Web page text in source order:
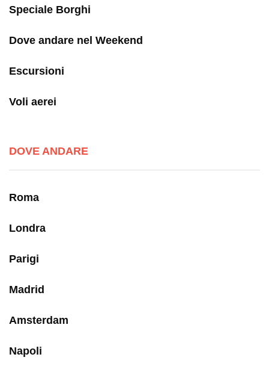
Speciale Borghi
Dove andare nel Weekend
Escursioni
Voli aerei
DOVE ANDARE
Roma
Londra
Parigi
Madrid
Amsterdam
Napoli